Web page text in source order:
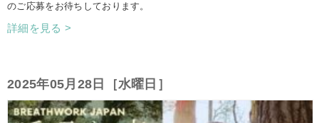
のご応募をお待ちしております。
詳細を見る >
2025年05月28日［水曜日］